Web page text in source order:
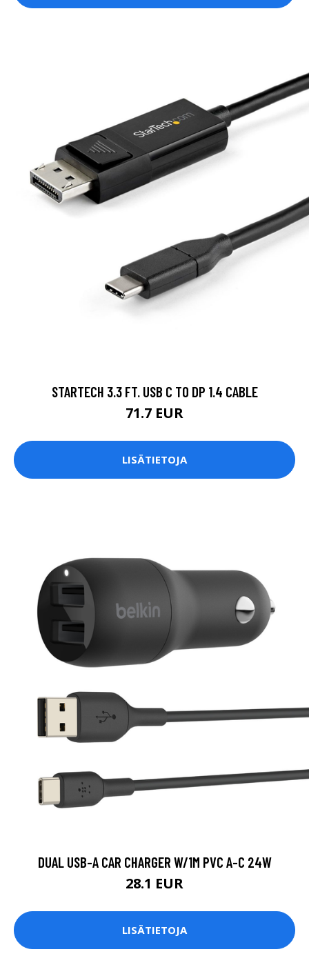
STARTECH 3.3 FT. USB C TO DP 1.4 CABLE
71.7 EUR
LISÄTIETOJA
DUAL USB-A CAR CHARGER W/1M PVC A-C 24W
28.1 EUR
LISÄTIETOJA